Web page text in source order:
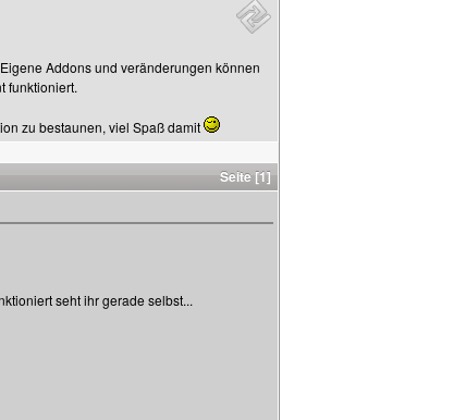
Addons und veränderungen können
funktioniert.
zu bestaunen, viel Spaß damit
Seite [1]
seht ihr gerade selbst...